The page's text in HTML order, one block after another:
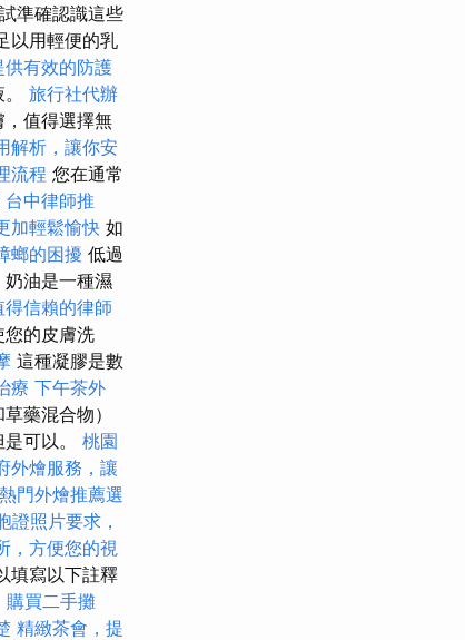
準確認識這些
以用輕便的乳
有效的防護
旅行社代辦
值得選擇無
解析，讓你安
流程 您在通常
台中律師推
加輕鬆愉快 如
螂的困擾 低過
油是一​​種濕
信賴的律師
您的皮膚洗
這種凝膠是數
療 下午茶外
藥混合物）
可以。 桃園
外燴服務，讓
熱門外燴推薦選
證照片要求，
，方便您的視
填寫以下註釋
購買二手攤
精緻茶會，提